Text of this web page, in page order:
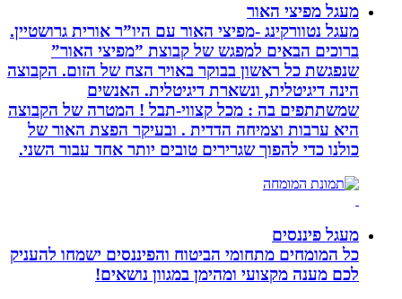
מעגל מפיצי האור
מעגל נטוורקינג -מפיצי האור עם היו”ר אורית גרושטיין.
ברוכים הבאים למפגש של קבוצת ”מפיצי האור”
שנפגשת כל ראשון בבוקר באויר הצח של הזום. הקבוצה
הינה דיגיטלית, ונשארת דיגיטלית. האנשים
שמשתתפים בה : מכל קצווי-תבל ! המטרה של הקבוצה
היא ערבות וצמיחה הדדית . ובעיקר הפצת האור של
כולנו כדי להפוך שגרירים טובים יותר אחד עבור השני.
מעגל פיננסים
כל המומחים מתחומי הביטוח והפיננסים ישמחו להעניק
לכם מענה מקצועי ומהימן במגוון נושאים!